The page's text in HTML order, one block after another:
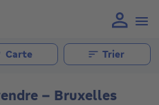
Carte Trier
- Bruxelles